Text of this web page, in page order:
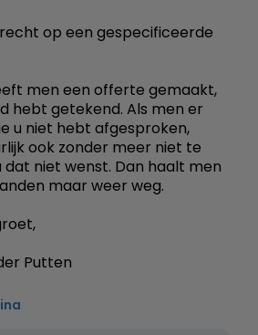
op een gespecificeerde
men een offerte gemaakt,
hebt getekend. Als men er
u niet hebt afgesproken,
ook zonder meer niet te
niet wenst. Dan haalt men
maar weer weg.
Putten